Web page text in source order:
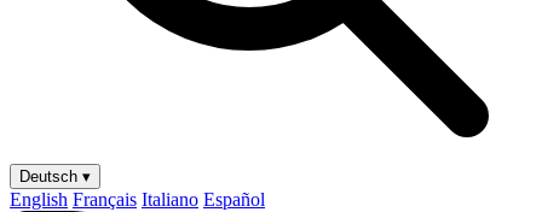
Deutsch ▾
English Français Italiano Español